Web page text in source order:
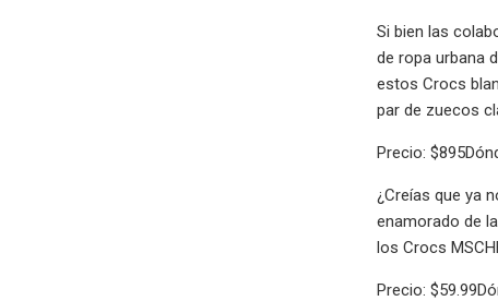
Si bien las
de ropa urbana
estos Crocs
par de zuecos
Precio:
¿Creías que ya
enamorado de
los Crocs
Precio: